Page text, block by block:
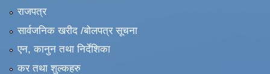
राजपत्र
सार्वजनिक खरीद /बोलपत्र सूचना
एन, कानुन तथा निर्देशिका
कर तथा शुल्कहरु